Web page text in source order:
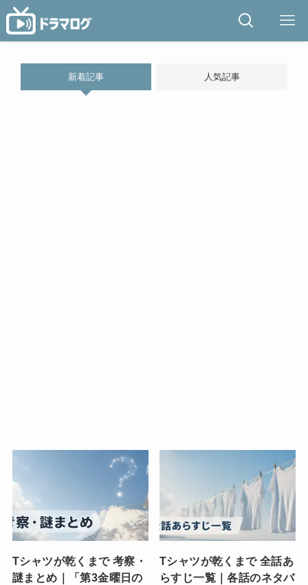
新着記事 人気記事
Tシャツが乾くまで 考察・
謎まとめ｜「第3金曜日の
Tシャツが乾くまで 全話あ
らすじ一覧｜各話のネタバ